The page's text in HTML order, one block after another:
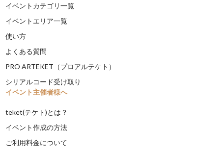
イベントカテゴリ一覧
イベントエリア一覧
使い方
よくある質問
PRO ARTEKET（プロアルテケト）
シリアルコード受け取り
イベント主催者様へ
teket(テケト)とは？
イベント作成の方法
ご利用料金について